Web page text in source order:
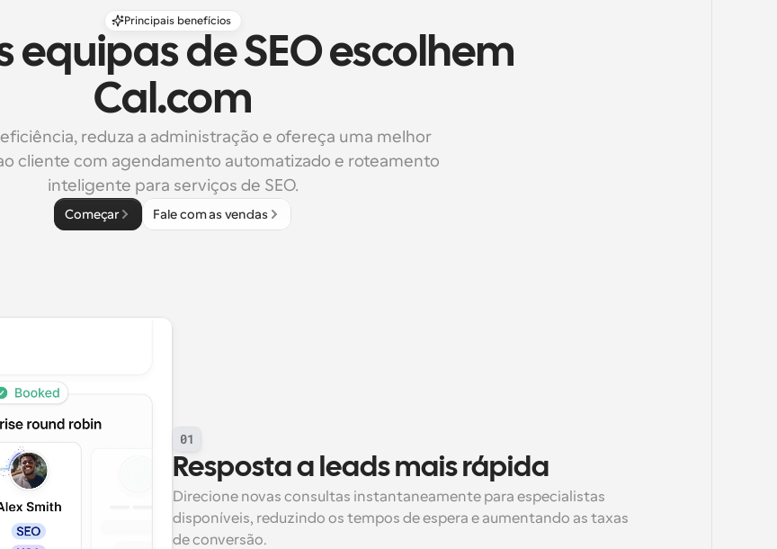
Principais benefícios
equipas de SEO escolhem
Cal.com
reduza a administração e ofereça uma melhor
cliente com agendamento automatizado e roteamento
inteligente para serviços de SEO.
Começar Fale com as vendas
01
Resposta a leads mais rápida
Direcione novas consultas instantaneamente para especialistas
disponíveis, reduzindo os tempos de espera e aumentando as taxas
de conversão.